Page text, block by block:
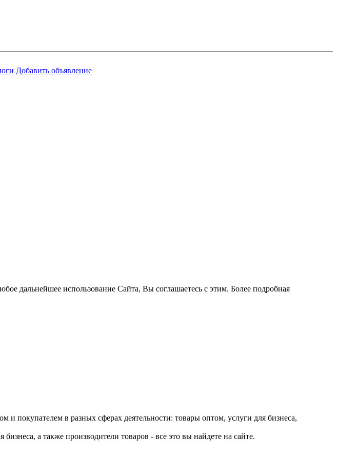
Добавить объявление
дальнейшее использование Сайта, Вы соглашаетесь с этим. Более подробная
покупателем в разных сферах деятельности: товары оптом, услуги для бизнеса,
а также производители товаров - все это вы найдете на сайте.